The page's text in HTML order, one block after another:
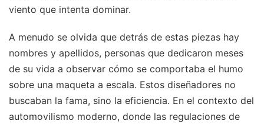
viento que intenta dominar.
A menudo se olvida que detrás de estas piezas hay
nombres y apellidos, personas que dedicaron meses
de su vida a observar cómo se comportaba el humo
sobre una maqueta a escala. Estos diseñadores no
buscaban la fama, sino la eficiencia. En el contexto del
automovilismo moderno, donde las regulaciones de